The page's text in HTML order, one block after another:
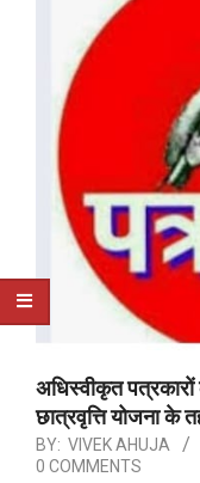
अधिस्वीकृत
छात्रवृत्ति योजना
BY: VIVEK AHUJA
0 COMMENTS